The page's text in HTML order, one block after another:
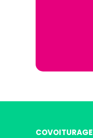
COVOITURAGE